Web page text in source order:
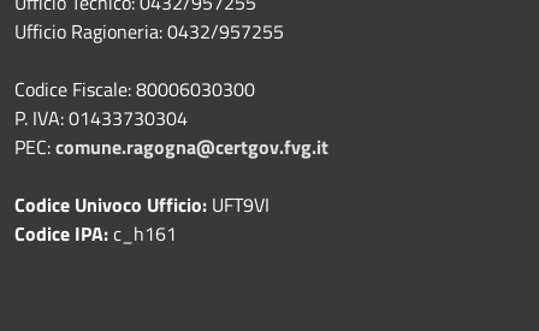
Ufficio Ragioneria: 0432/957255
Codice Fiscale: 80006030300
P. IVA: 01433730304
PEC:comune.ragogna@certgov.fvg.it
Codice Univoco Ufficio: UFT9VI
Codice IPA:c_h161